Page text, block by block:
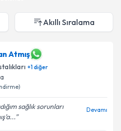
Akıllı Sıralama
Atmış
+1diğer
sağlık sorunları
Devamı